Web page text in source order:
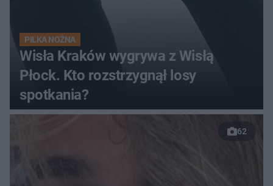
PIŁKA NOŻNA
Wisła Kraków wygrywa z Wisłą
Płock. Kto rozstrzygnął losy
spotkania?
62